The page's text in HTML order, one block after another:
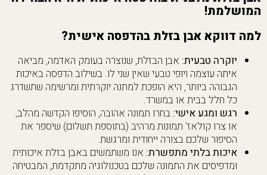
המושלמת!
למה דווקא אבן בזלת בהדפסה אישית?
יוקרה טבעית: אבן הבזלת, שנוצרה בעומק האדמה, מביאה
איתה עוצמה ויופי טבעי שאין שני לו. בשילוב הדפסה באיכות
הגבוהה ביותר, היא הופכת למתנה יוקרתית ומרשימה שתשדרג
כל חלל בבית או במשרד.
רגש ומגע אישי: בחרו תמונה אהובה, הוסיפו הקדשה מהלב,
או צרו קולאז' תמונות מרהיב (בתוספת תשלום) שיספר את
הסיפור שלכם בצורה ייחודית ומרגשת.
איכות בלתי מתפשרת: אנו משתמשים באבן בזלת איכותית
ומדפיסים את התמונה שלכם בטכנולוגיה מתקדמת, המבטיחה